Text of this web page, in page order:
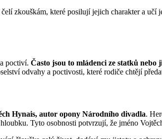
zkouškám, které posilují jejich charakter a
poctiví. Často jsou to mládenci ze statků nebo
odvahy a poctivosti, které rodiče chtějí
Hynais, autor opony Národního divadla.
Tyto osobnosti potvrzují, že jméno